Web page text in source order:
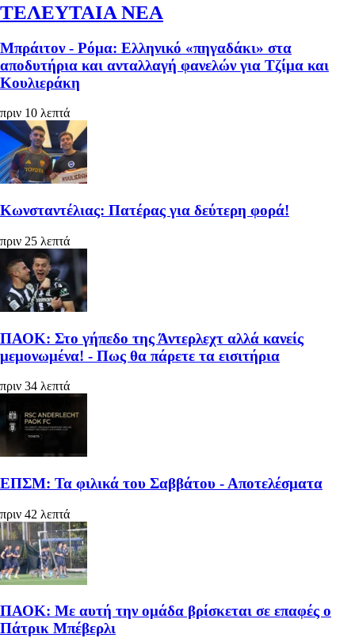
ΤΕΛΕΥΤΑΙΑ ΝΕΑ
Μπράιτον - Ρόμα: Ελληνικό «πηγαδάκι» στα
αποδυτήρια και ανταλλαγή φανελών για Τζίμα και
Κουλιεράκη
πριν 10 λεπτά
Κωνσταντέλιας: Πατέρας για δεύτερη φορά!
πριν 25 λεπτά
ΠΑΟΚ: Στο γήπεδο της Άντερλεχτ αλλά κανείς
μεμονωμένα! - Πως θα πάρετε τα εισιτήρια
πριν 34 λεπτά
ΕΠΣΜ: Τα φιλικά του Σαββάτου - Αποτελέσματα
πριν 42 λεπτά
ΠΑΟΚ: Με αυτή την ομάδα βρίσκεται σε επαφές ο
Πάτρικ Μπέβερλι